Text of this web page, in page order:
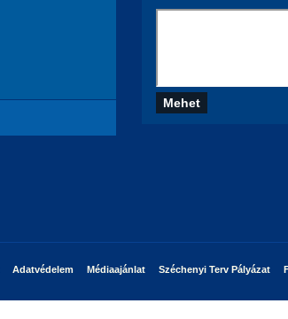
Adatvédelem Médiaajánlat Széchenyi Terv Pályázat